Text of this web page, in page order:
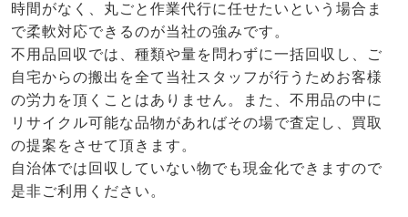
時間がなく、丸ごと作業代行に任せたいという場合ま
で柔軟対応できるのが当社の強みです。
不用品回収では、種類や量を問わずに一括回収し、ご
自宅からの搬出を全て当社スタッフが行うためお客様
の労力を頂くことはありません。また、不用品の中に
リサイクル可能な品物があればその場で査定し、買取
の提案をさせて頂きます。
自治体では回収していない物でも現金化できますので
是非ご利用ください。